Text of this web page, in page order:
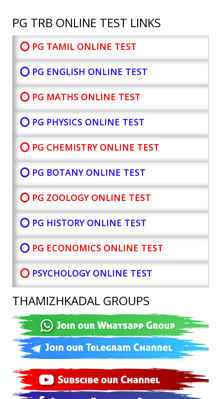
PG TRB ONLINE TEST LINKS
⭕ PG TAMIL ONLINE TEST
⭕ PG ENGLISH ONLINE TEST
⭕ PG MATHS ONLINE TEST
⭕ PG PHYSICS ONLINE TEST
⭕ PG CHEMISTRY ONLINE TEST
⭕ PG BOTANYONLINE TEST
⭕ PG ZOOLOGY ONLINE TEST
⭕ PG HISTORY ONLINE TEST
⭕ PG ECONOMICS ONLINE TEST
⭕ PSYCHOLOGY ONLINE TEST
THAMIZHKADAL GROUPS